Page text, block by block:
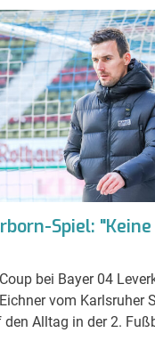
Spiel:
bei Bayer 04
vom Karlsruher
Alltag in der 2.